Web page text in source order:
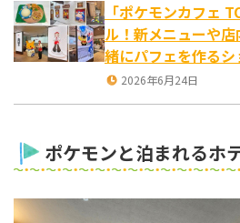
「ポケモンカフェ
ル！新メニューや
緒にパフェを作る
2026年6月24日
ポケモンと泊まれるホ